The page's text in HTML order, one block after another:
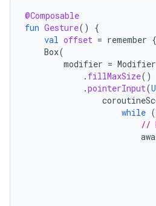
@Composable
fun Gesture()
{
val offset = remember {
Box(
modifier = Modifier
. fillMaxSize()
.pointerInput(
while (
//